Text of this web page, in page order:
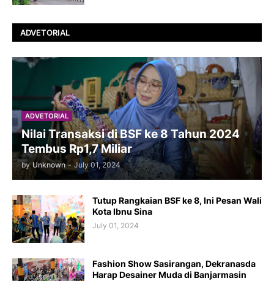
ADVETORIAL
ADVETORIAL
Nilai Transaksi di BSF ke 8 Tahun 2024
Tembus Rp1,7 Miliar
by Unknown - July 01, 2024
Tutup Rangkaian BSF ke 8, Ini Pesan Wali
Kota Ibnu Sina
July 01, 2024
Fashion Show Sasirangan, Dekranasda
Harap Desainer Muda di Banjarmasin